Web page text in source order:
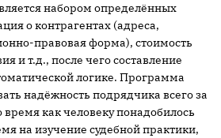
набором определённых
о контрагентах (адреса,
правовая форма), стоимость
и т.д., после чего составление
логике. Программа
надёжность подрядчика всего за
время как человеку понадобилось
на изучение судебной практики,